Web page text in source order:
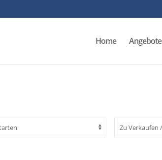
Home Angebote